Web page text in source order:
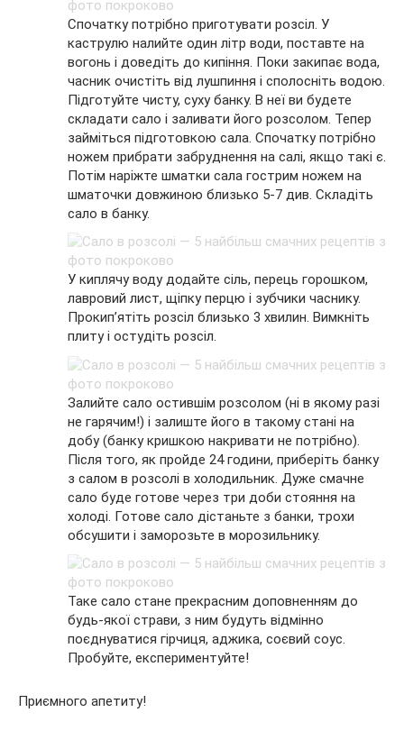
Спочатку потрібно приготувати розсіл. У
каструлю налийте один літр води, поставте на
вогонь і доведіть до кипіння. Поки закипає вода,
часник очистіть від лушпиння і сполосніть водою.
Підготуйте чисту, суху банку. В неї ви будете
складати сало і заливати його розсолом. Тепер
займіться підготовкою сала. Спочатку потрібно
ножем прибрати забруднення на салі, якщо такі є.
Потім наріжте шматки сала гострим ножем на
шматочки довжиною близько 5-7 див. Складіть
сало в банку.
У киплячу воду додайте сіль, перець горошком,
лавровий лист, щіпку перцю і зубчики часнику.
Прокип’ятіть розсіл близько 3 хвилин. Вимкніть
плиту і остудіть розсіл.
Залийте сало остившім розсолом (ні в якому разі
не гарячим!) і залиште його в такому стані на
добу (банку кришкою накривати не потрібно).
Після того, як пройде 24 години, приберіть банку
з салом в розсолі в холодильник. Дуже смачне
сало буде готове через три доби стояння на
холоді. Готове сало дістаньте з банки, трохи
обсушити і заморозьте в морозильнику.
Таке сало стане прекрасним доповненням до
будь-якої страви, з ним будуть відмінно
поєднуватися гірчиця, аджика, соєвий соус.
Пробуйте, експериментуйте!
Приємного апетиту!